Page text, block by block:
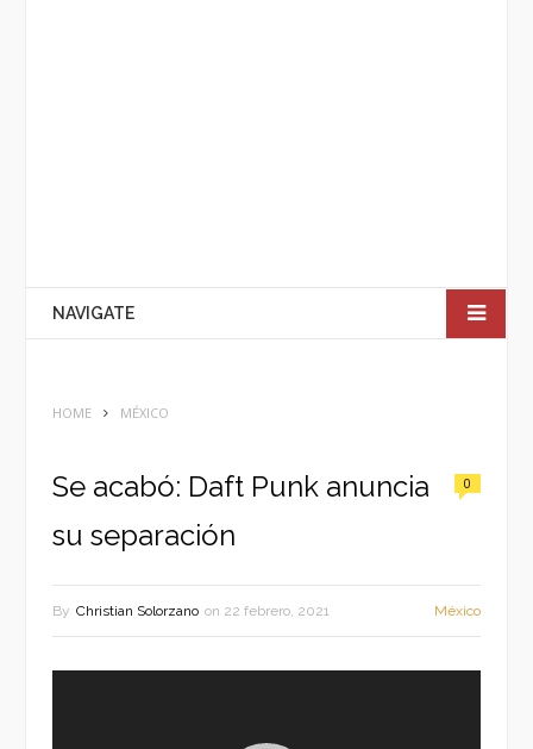
NAVIGATE
HOME MÉXICO
Se acabó: Daft Punk anuncia
su separación
0
By Christian Solorzano on 22 febrero, 2021 México